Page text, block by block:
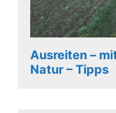
Ausreiten –
Natur – Tipps